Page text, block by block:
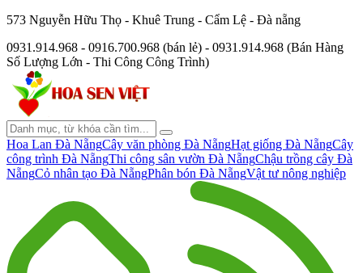
573 Nguyễn Hữu Thọ - Khuê Trung - Cẩm Lệ - Đà nẵng
0931.914.968 - 0916.700.968 (bán lẻ) - 0931.914.968 (Bán Hàng
Số Lượng Lớn - Thi Công Công Trình)
Hoa Lan Đà NẵngCây văn phòng Đà NẵngHạt giống Đà NẵngCây
công trình Đà NẵngThi công sân vườn Đà NẵngChậu trồng cây Đà
NẵngCỏ nhân tạo Đà NẵngPhân bón Đà NẵngVật tư nông nghiệp